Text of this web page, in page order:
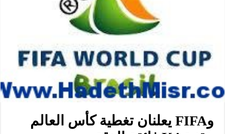
وFIFA يعلنان تغطية كأس العالم